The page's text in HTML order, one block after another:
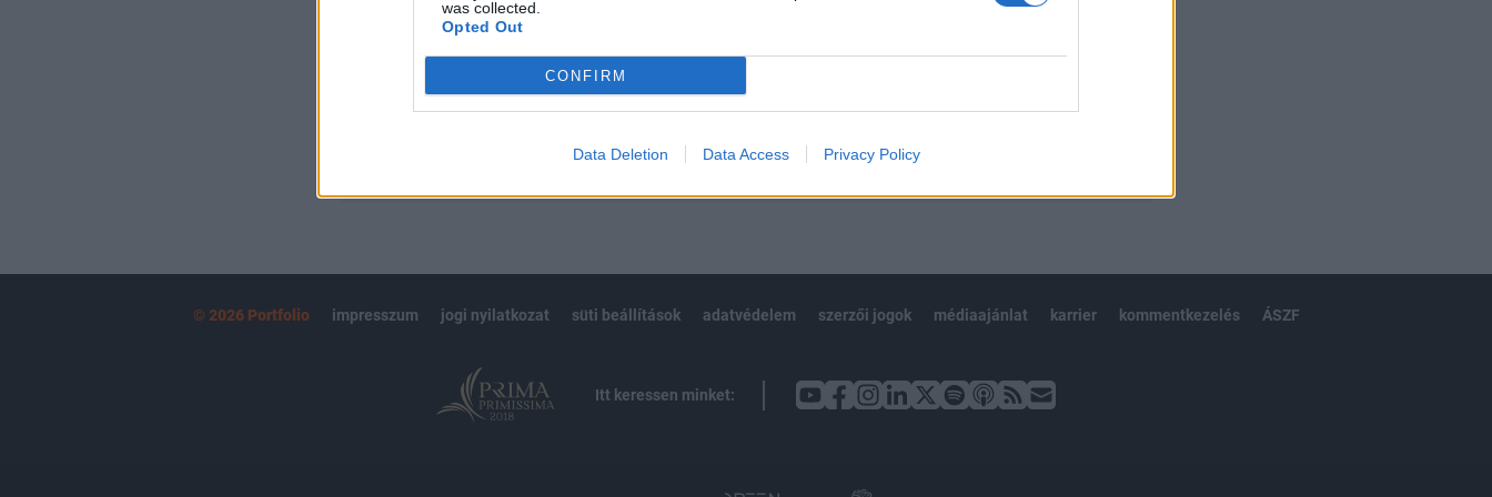
was collected.
Opted Out
CONFIRM
Data Deletion Data Access Privacy Policy
kötéslistái
Előfizetés
MÁR ELŐFIZETŐNK VAGY? BEJELENTKEZÉS
© 2026 Portfolio impresszum jogi nyilatkozat süti beállítások adatvédelem szerzői jogok médiaajánlat karrier kommentkezelés ÁSZF
Itt keressen minket: